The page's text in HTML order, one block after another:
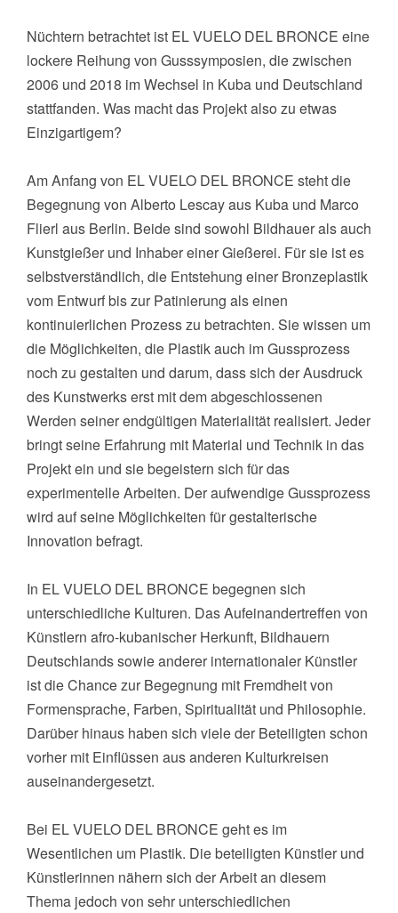
Nüchtern betrachtet ist EL VUELO DEL BRONCE eine
lockere Reihung von Gusssymposien, die zwischen
2006 und 2018 im Wechsel in Kuba und Deutschland
stattfanden. Was macht das Projekt also zu etwas
Einzigartigem?
Am Anfang von EL VUELO DEL BRONCE steht die
Begegnung von Alberto Lescay aus Kuba und Marco
Flierl aus Berlin. Beide sind sowohl Bildhauer als auch
Kunstgießer und Inhaber einer Gießerei. Für sie ist es
selbstverständlich, die Entstehung einer Bronzeplastik
vom Entwurf bis zur Patinierung als einen
kontinuierlichen Prozess zu betrachten. Sie wissen um
die Möglichkeiten, die Plastik auch im Gussprozess
noch zu gestalten und darum, dass sich der Ausdruck
des Kunstwerks erst mit dem abgeschlossenen
Werden seiner endgültigen Materialität realisiert. Jeder
bringt seine Erfahrung mit Material und Technik in das
Projekt ein und sie begeistern sich für das
experimentelle Arbeiten. Der aufwendige Gussprozess
wird auf seine Möglichkeiten für gestalterische
Innovation befragt.
In EL VUELO DEL BRONCE begegnen sich
unterschiedliche Kulturen. Das Aufeinandertreffen von
Künstlern afro-kubanischer Herkunft, Bildhauern
Deutschlands sowie anderer internationaler Künstler
ist die Chance zur Begegnung mit Fremdheit von
Formensprache, Farben, Spiritualität und Philosophie.
Darüber hinaus haben sich viele der Beteiligten schon
vorher mit Einflüssen aus anderen Kulturkreisen
auseinandergesetzt.
Bei EL VUELO DEL BRONCE geht es im
Wesentlichen um Plastik. Die beteiligten Künstler und
Künstlerinnen nähern sich der Arbeit an diesem
Thema jedoch von sehr unterschiedlichen